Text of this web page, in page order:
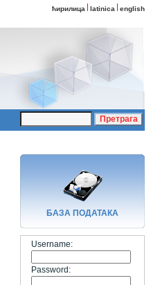
ћирилица latinica english
БАЗA ПОДАТАКА
Username:
Password: